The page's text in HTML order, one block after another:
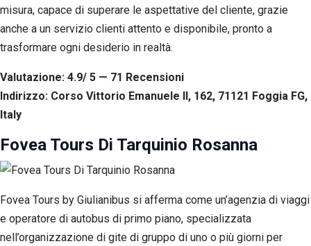
misura, capace di superare le aspettative del cliente, grazie
anche a un servizio clienti attento e disponibile, pronto a
trasformare ogni desiderio in realtà.
Valutazione: 4.9/ 5 — 71 Recensioni
Indirizzo: Corso Vittorio Emanuele II, 162, 71121 Foggia FG,
Italy
Fovea Tours Di Tarquinio Rosanna
Fovea Tours by Giulianibus si afferma come un’agenzia di viaggi
e operatore di autobus di primo piano, specializzata
nell’organizzazione di gite di gruppo di uno o più giorni per